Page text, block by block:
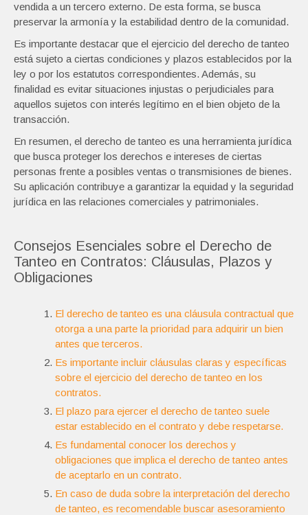
vendida a un tercero externo. De esta forma, se busca
preservar la armonía y la estabilidad dentro de la comunidad.
Es importante destacar que el ejercicio del derecho de tanteo
está sujeto a ciertas condiciones y plazos establecidos por la
ley o por los estatutos correspondientes. Además, su
finalidad es evitar situaciones injustas o perjudiciales para
aquellos sujetos con interés legítimo en el bien objeto de la
transacción.
En resumen, el derecho de tanteo es una herramienta jurídica
que busca proteger los derechos e intereses de ciertas
personas frente a posibles ventas o transmisiones de bienes.
Su aplicación contribuye a garantizar la equidad y la seguridad
jurídica en las relaciones comerciales y patrimoniales.
Consejos Esenciales sobre el Derecho de
Tanteo en Contratos: Cláusulas, Plazos y
Obligaciones
El derecho de tanteo es una cláusula contractual que
otorga a una parte la prioridad para adquirir un bien
antes que terceros.
Es importante incluir cláusulas claras y específicas
sobre el ejercicio del derecho de tanteo en los
contratos.
El plazo para ejercer el derecho de tanteo suele
estar establecido en el contrato y debe respetarse.
Es fundamental conocer los derechos y
obligaciones que implica el derecho de tanteo antes
de aceptarlo en un contrato.
En caso de duda sobre la interpretación del derecho
de tanteo, es recomendable buscar asesoramiento